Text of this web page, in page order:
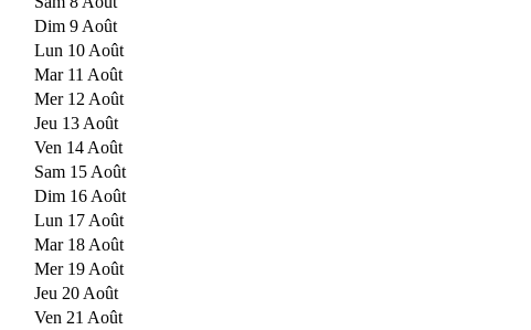
Dim 9 Août
Lun 10 Août
Mar 11 Août
Mer 12 Août
Jeu 13 Août
Ven 14 Août
Sam 15 Août
Dim 16 Août
Lun 17 Août
Mar 18 Août
Mer 19 Août
Jeu 20 Août
Ven 21 Août